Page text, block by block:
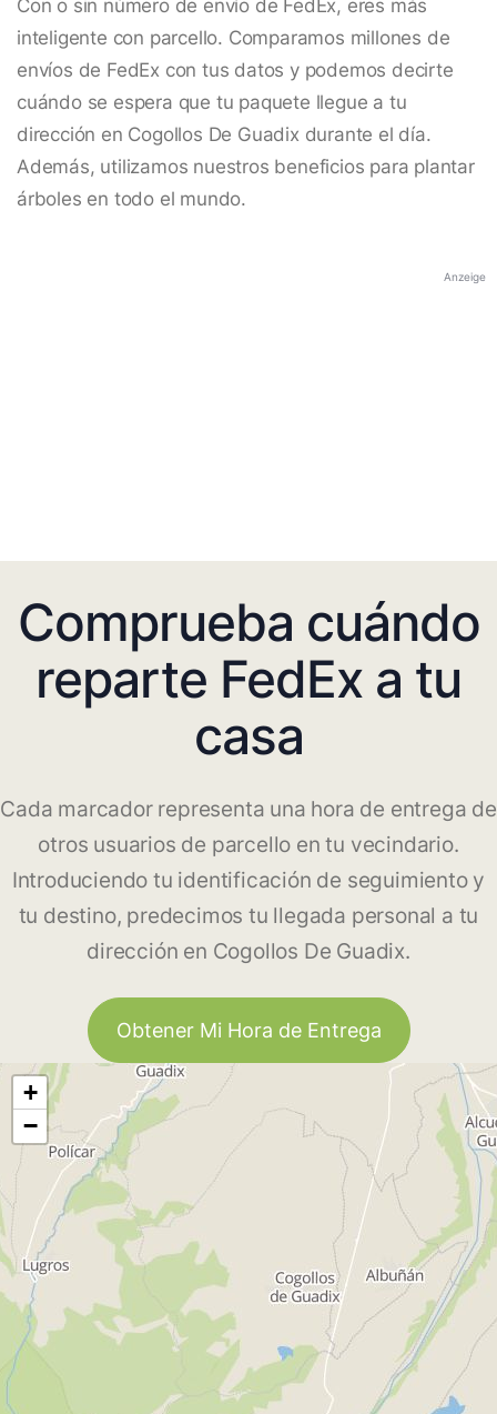
Con o sin número de envío de FedEx, eres más
inteligente con parcello. Comparamos millones de
envíos de FedEx con tus datos y podemos decirte
cuándo se espera que tu paquete llegue a tu
dirección en Cogollos De Guadix durante el día.
Además, utilizamos nuestros beneficios para plantar
árboles en todo el mundo.
Anzeige
Comprueba cuándo
reparte FedEx a tu
casa
Cada marcador representa una hora de entrega de
otros usuarios de parcello en tu vecindario.
Introduciendo tu identificación de seguimiento y
tu destino, predecimos tu llegada personal a tu
dirección en Cogollos De Guadix.
Obtener Mi Hora de Entrega
+
−